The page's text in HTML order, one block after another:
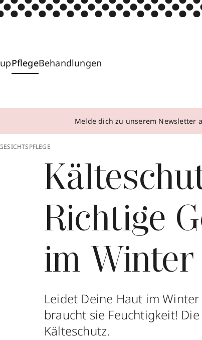
PflegeBehandlungen
Melde dich zu unserem Newsletter
Richtige
im Winter
Leidet Deine Haut im
braucht sie Feuchtigkeit!
Kälteschutz.